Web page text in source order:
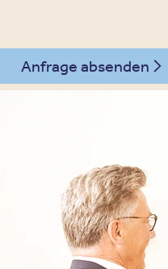
Anfrage absenden
Informationen
Für Patienten
Für Zuweiser